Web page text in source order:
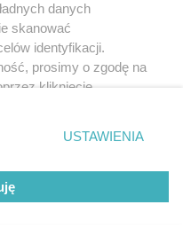
danych
skanować
identyfikacji.
prosimy o zgodę na
kliknięcie
ustawień prywatności
strony
wymagają zgody
się takiemu
zastosowanie tylko
USTAWIENIA